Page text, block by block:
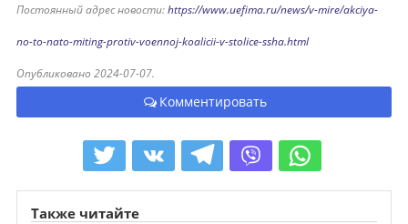
Постоянный адрес новости:https://www.uefima.ru/news/v-mire/akciya-
no-to-nato-miting-protiv-voennoj-koalicii-v-stolice-ssha.html
Опубликовано 2024-07-07.
Комментировать
Также читайте